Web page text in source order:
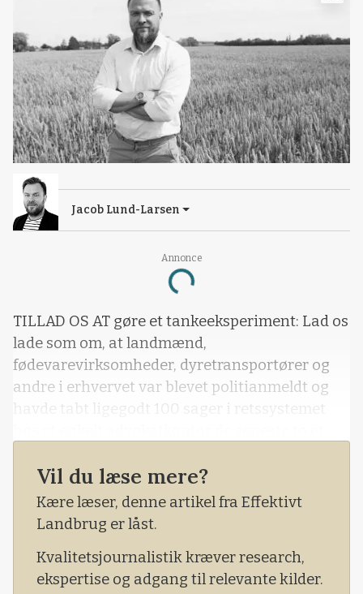
Annonce
Loading...
Jacob Lund-Larsen
TILLAD OS AT gøre et tankeeksperiment: Lad os
lade som om, at landmænd,
fødevarevirksomheder, dyretransportører og
andre i erhvervet var blevet politianmeldt og
havde tabt ligegodt 100 sager i retssystemet
Mediedanmark og hos
dyreværnsorganisationer? Og mon der var
politikere, som var blevet stillet til ansvar, og
kræve stramninger for landbrugets
»hensynsløs
Vil du læse mere?
Kære læser, denne artikel fra Effektivt
Landbrug er låst.
Kvalitetsjournalistik kræver research,
ekspertise og adgang til relevante kilder.